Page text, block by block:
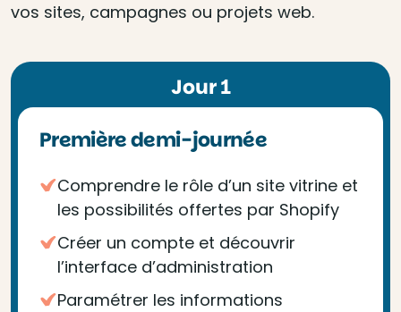
vos sites, campagnes ou projets web.
Jour 1
Première demi-journée
Comprendre le rôle d’un site vitrine et
les possibilités offertes par Shopify
Créer un compte et découvrir
l’interface d’administration
Paramétrer les informations